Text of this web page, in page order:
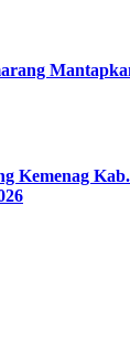
Kemenag